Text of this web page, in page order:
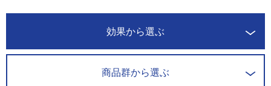
効果から選ぶ
商品群から選ぶ